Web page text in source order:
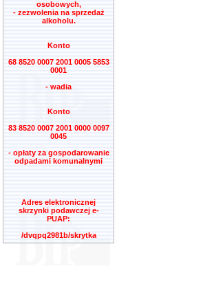
osobowych,
- zezwolenia na sprzedaż
alkoholu.
Konto
68 8520 0007 2001 0005 5853
0001
- wadia
Konto
83 8520 0007 2001 0000 0097
0045
- opłaty za gospodarowanie
odpadami komunalnymi
Adres elektronicznej
skrzynki podawczej e-
PUAP:
/dvqpq2981b/skrytka